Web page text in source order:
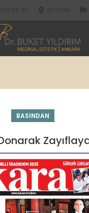
BASINDAN